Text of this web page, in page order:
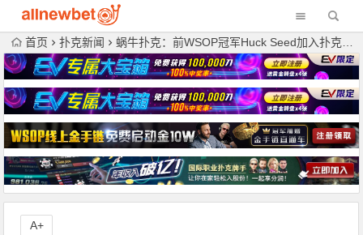
首页 扑克新闻 蜗牛扑克：前WSOP冠军Huck Seed加入扑克名人堂
A+